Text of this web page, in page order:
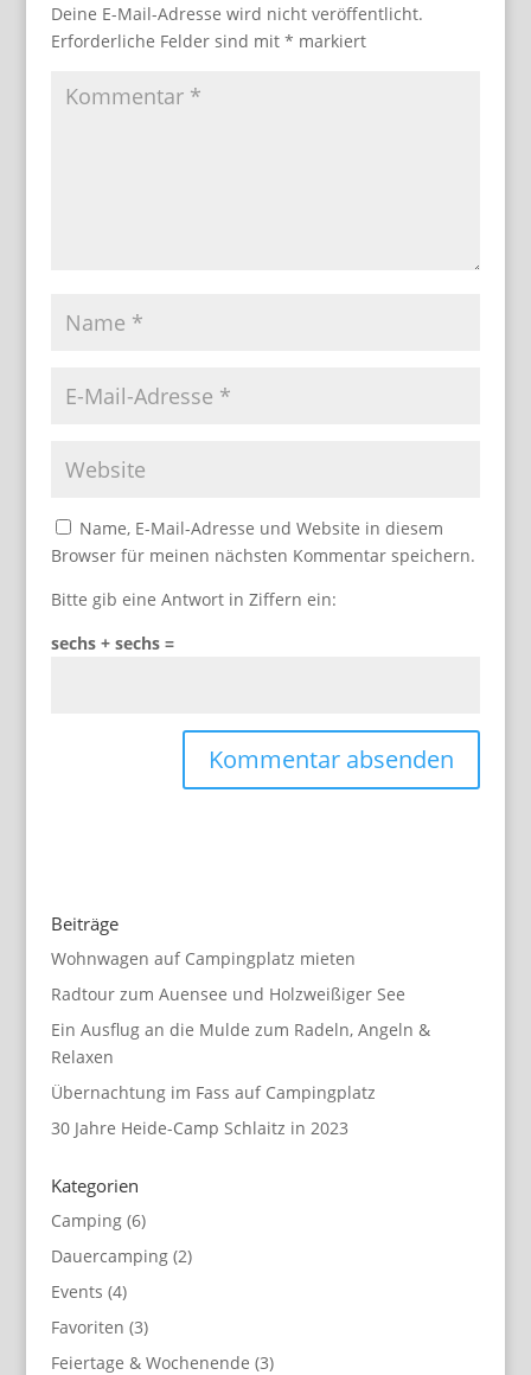
Deine E-Mail-Adresse wird nicht veröffentlicht.
Erforderliche Felder sind mit * markiert
Name, E-Mail-Adresse und Website in diesem
Browser für meinen nächsten Kommentar speichern.
Bitte gib eine Antwort in Ziffern ein:
sechs + sechs =
Beiträge
Wohnwagen auf Campingplatz mieten
Radtour zum Auensee und Holzweißiger See
Ein Ausflug an die Mulde zum Radeln, Angeln &
Relaxen
Übernachtung im Fass auf Campingplatz
30 Jahre Heide-Camp Schlaitz in 2023
Kategorien
Camping(6)
Dauercamping(2)
Events (4)
Favoriten (3)
Feiertage & Wochenende (3)